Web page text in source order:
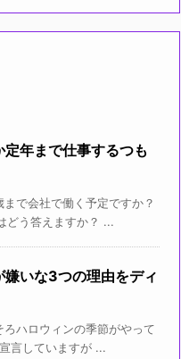
定年まで仕事するつも
で会社で働く予定ですか？
どう答えますか？ ...
いな3つの理由をディ
ハロウィンの季節がやって
言していますが ...